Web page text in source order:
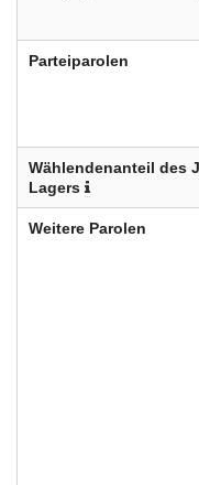
Parteiparolen
Wählendenanteil des
Lagers
Weitere Parolen